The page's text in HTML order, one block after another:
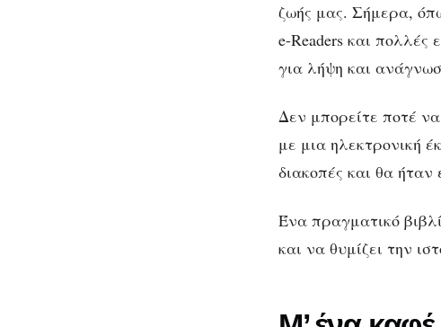
ζωής μας. Σήμερα,
e-Readers και πολλές
για λήψη και
Δεν μπορείτε ποτέ
με μια ηλεκτρονική
διακοπές και θα
Ένα πραγματικό
και να θυμίζει την